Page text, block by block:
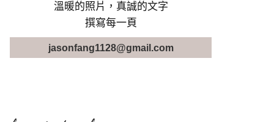
溫暖的照片，真誠的文字
撰寫每一頁
jasonfang1128@gmail.com